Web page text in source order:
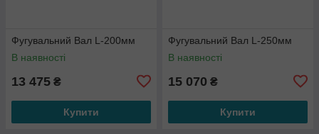
Фугувальний Вал L-200мм
В наявності
13 475 ₴
Купити
Фугувальний Вал L-250мм
В наявності
15 070 ₴
Купити